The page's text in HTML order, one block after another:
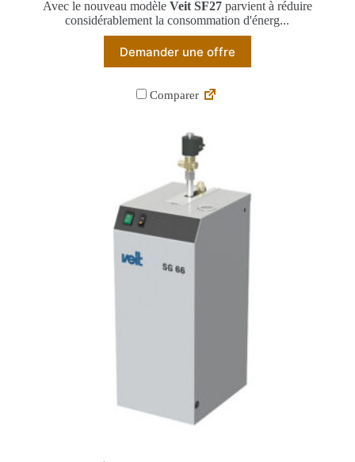
Avec le nouveau modèle Veit SF27 parvient à réduire
considérablement la consommation d'énerg...
Demander une offre
Comparer